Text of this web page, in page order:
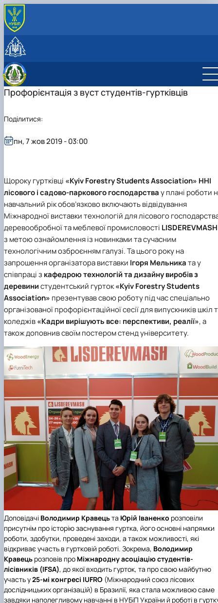
ПРО КАФЕДРУ
Робочі програми 2025
Робочі програми 2026
Бакалавр
Магістр
НАУКОВА ДІЯЛЬНІСТЬ
Публікації
Підручники, навчальні посібники, монографії
Лісомеліорація і ландшафтознавство
МІЖНАРОДНА ДІЯЛЬНІСТЬ
СПІВПРАЦЯ ТА ПОСЛУГИ
Дорадчо-консультативні послуги
Профорієнтація з вуст студентів-гуртківців
Щороку гуртківці «Kyiv Forestry Students Association» ННІ
лісового і садово-паркового господарствау плані роботи
навчальний рік обов’язково включають відвідування
Міжнародної виставки технологій для лісового
деревообробної та меблевої промисловості LISDEREVMASH
з метою ознайомлення із новинками та сучасним
технологічним озброєнням галузі. Та цього року на
запрошення організатора виставки Ігоря Мельниката у
співпраці з кафедрою технологій та дизайну виробів з
деревинистудентський гурток«Kyiv Forestry Students
Association» презентував свою роботу під час спеціально
організованої профорієнтаційної сесії для випускників шкіл
коледжів«Кадри вирішують все: перспективи, реалії», а
також доповнив своїм постером стенд університету.
Доповідачі Володимир Кравецьта Юрій Іваненко розповіли
присутнім про історію заснування гуртка, його основні напрямки
роботи, здобутки, проведені заходи, а також можливості, які
відкриває участь в гуртковій роботі. Зокрема, Володимир
Кравець розповів про Міжнародну асоціацію студентів-
лісівників (IFSA), до якої входить гурток, та про свою майбутню
участь у25-мі конгресі IUFRO (Міжнародний союз лісових
дослідницьких організацій) в Бразилії, яка стала можливою саме
завдяки наполегливому навчанні в НУБіП України й роботі в
пн, 7 жов 2019 - 03:00
Поділитися: